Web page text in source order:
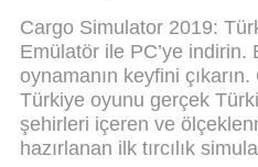
oynamak için en iyi seçim.
hazırlanan zarif ön ayar
Simulator 2019: Türkiye
oyununa
yöneticisi, aynı cihazda 2
oynamayı mümkün
Cargo Simulator 2019:
Emülatör ile PC’ye indirin.
oynamanın keyfini
Türkiye oyunu gerçek
şehirleri içeren ve
hazırlanan ilk tırcılık